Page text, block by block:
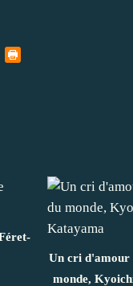
Un cri d'amour
monde,